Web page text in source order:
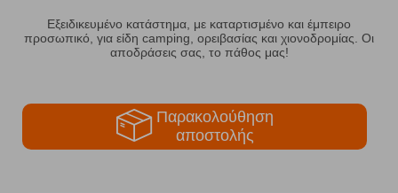
Εξειδικευμένο κατάστημα, με καταρτισμένο και έμπειρο
προσωπικό, για είδη camping, ορειβασίας και χιονοδρομίας. Οι
αποδράσεις σας, το πάθος μας!
Παρακολούθηση
αποστολής